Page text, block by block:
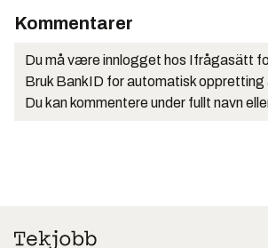
Kommentarer
Du må være innlogget hos Ifrågasätt
Bruk BankID for automatisk oppretting
Du kan kommentere under fullt navn